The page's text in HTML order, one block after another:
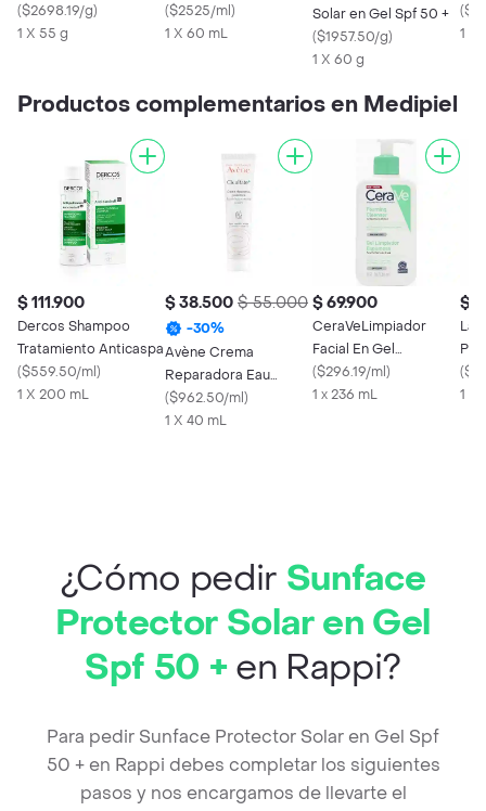
Aqua Color Spf 50 +
($2698.19/g)
1 X 55 g
x60 ml
($2525/ml)
1 X 60 mL
Solar en Gel Spf 50 +
($1957.50/g)
1 X 60 g
(
1 X
Productos complementarios en Medipiel
$ 111.900
Dercos Shampoo
Tratamiento Anticaspa
($559.50/ml)
1 X 200 mL
$ 38.500 $ 55.000
-30%
Avène Crema
Reparadora Eau
Thermale Cicalfate+
($962.50/ml)
1 X 40 mL
$ 69.900
CeraVeLimpiador
Facial En Gel
Hidratante Piel Normal
A Grasa
($296.19/ml)
1 x 236 mL
$
La
(
1 X
¿Cómo pedir Sunface
Protector Solar en Gel
Spf 50 +en Rappi?
Para pedir Sunface Protector Solar en Gel Spf
50 + en Rappi debes completar los siguientes
pasos y nos encargamos de llevarte el